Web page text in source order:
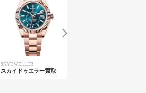
SKYDWELLER
スカイドゥエラー買取